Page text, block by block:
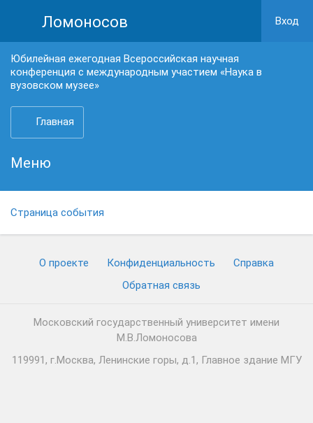
Ломоносов Вход
Юбилейная ежегодная Всероссийская научная
конференция с международным участием «Наука в
вузовском музее»
Главная
Меню
Страница события
О проекте Конфиденциальность
Cправка
Обратная связь
Московский государственный университет имени
М.В.Ломоносова
119991, г.Москва, Ленинские горы, д.1, Главное здание МГУ